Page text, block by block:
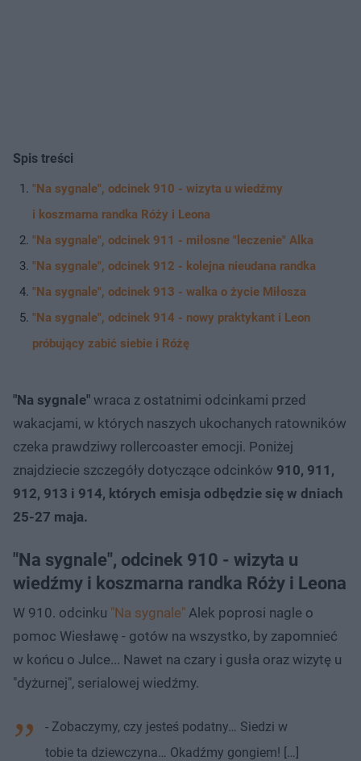
Spis treści
"Na sygnale", odcinek 910 - wizyta u wiedźmy
i koszmarna randka Róży i Leona
"Na sygnale", odcinek 911 - miłosne "leczenie" Alka
"Na sygnale", odcinek 912 - kolejna nieudana randka
"Na sygnale", odcinek 913 - walka o życie Miłosza
"Na sygnale", odcinek 914 - nowy praktykant i Leon
próbujący zabić siebie i Różę
"Na sygnale" wraca z ostatnimi odcinkami przed
wakacjami, w których naszych ukochanych ratowników
czeka prawdziwy rollercoaster emocji. Poniżej
znajdziecie szczegóły dotyczące odcinków 910, 911,
912, 913 i 914, których emisja odbędzie się w dniach
25-27 maja.
"Na sygnale", odcinek 910 - wizyta u
wiedźmy i koszmarna randka Róży i Leona
W 910. odcinku "Na sygnale" Alek poprosi nagle o
pomoc Wiesławę - gotów na wszystko, by zapomnieć
w końcu o Julce... Nawet na czary i gusła oraz wizytę u
"dyżurnej", serialowej wiedźmy.
- Zobaczymy, czy jesteś podatny… Siedzi w
tobie ta dziewczyna… Okadźmy gongiem! […]